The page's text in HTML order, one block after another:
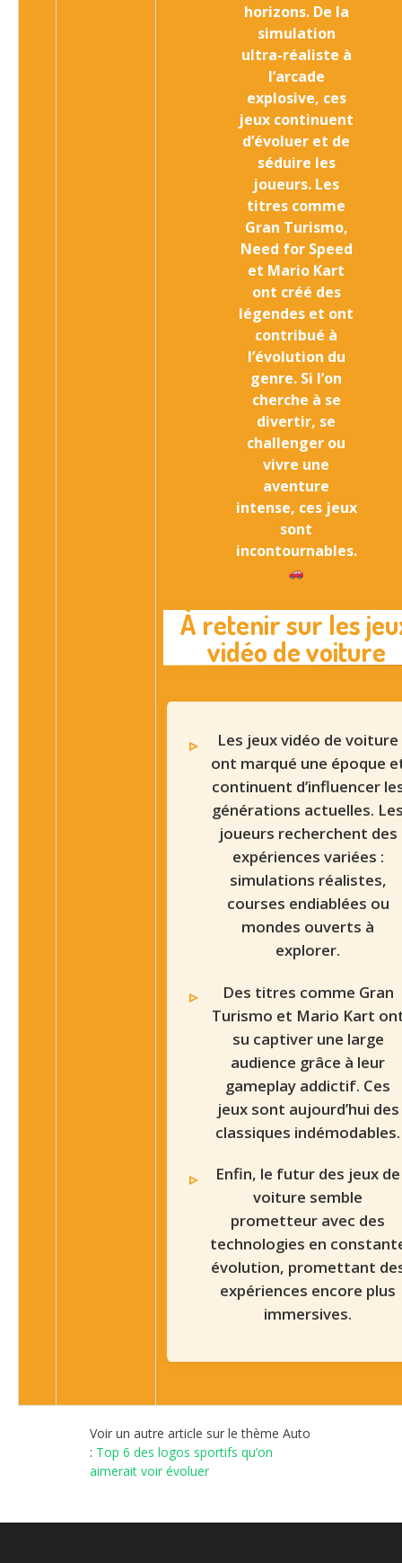
horizons. De la
simulation
ultra-réaliste à
l’arcade
explosive, ces
jeux continuent
d’évoluer et de
séduire les
joueurs. Les
titres comme
Gran Turismo,
Need for Speed
et Mario Kart
ont créé des
légendes et ont
contribué à
l’évolution du
genre. Si l’on
cherche à se
divertir, se
challenger ou
vivre une
aventure
intense, ces jeux
sont
incontournables.
À retenir sur les
vidéo de voiture
Les jeux vidéo de voiture
ont marqué une époque
continuent d’influencer
générations actuelles.
joueurs recherchent des
expériences variées :
simulations réalistes,
courses endiablées ou
mondes ouverts à
explorer.
Des titres comme Gran
Turismo et Mario Kart
su captiver une large
audience grâce à leur
gameplay addictif. Ces
jeux sont aujourd’hui des
classiques indémodables.
Enfin, le futur des jeux de
voiture semble
prometteur avec des
technologies en
évolution, promettant
expériences encore plus
immersives.
Voir un autre article sur le thème Auto
: Top 6 des logos sportifs qu’on
aimerait voir évoluer